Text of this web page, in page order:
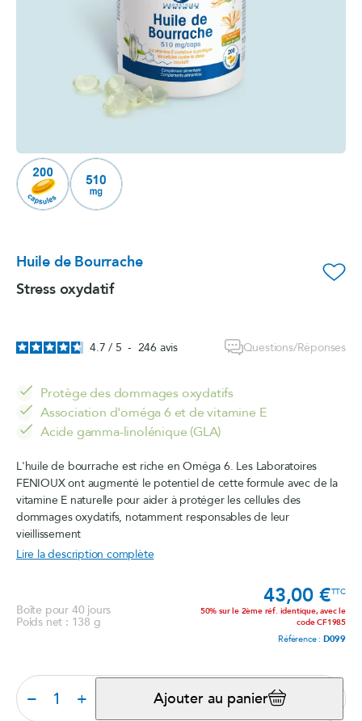
Huile de Bourrache favorite_border
Stress oxydatif
4.7 / 5 - 246 avis Questions/Réponses
Protège des dommages oxydatifs
Association d'oméga 6 et de vitamine E
Acide gamma-linolénique (GLA)
L'huile de bourrache est riche en Oméga 6. Les Laboratoires
FENIOUX ont augmenté le potentiel de cette formule avec de la
vitamine E naturelle pour aider à protéger les cellules des
dommages oxydatifs, notamment responsables de leur
vieillissement
Lire la description complète
Boîte pour 40 jours
Poids net : 138 g
Prix
43,00 €TTC
50% sur le 2ème réf. identique, avec le
code CF1985
Référence : D099
− + Ajouter au panier